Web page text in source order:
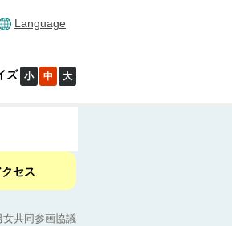
Language
ズ 小 中 大
セス
女共同参画協議